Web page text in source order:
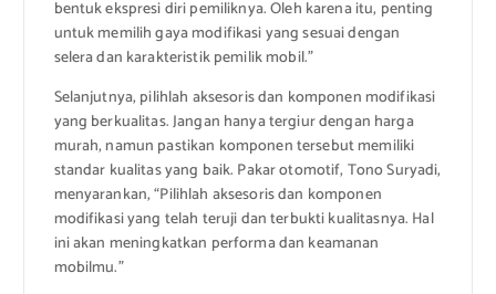
bentuk ekspresi diri pemiliknya. Oleh karena itu, penting
untuk memilih gaya modifikasi yang sesuai dengan
selera dan karakteristik pemilik mobil.”
Selanjutnya, pilihlah aksesoris dan komponen modifikasi
yang berkualitas. Jangan hanya tergiur dengan harga
murah, namun pastikan komponen tersebut memiliki
standar kualitas yang baik. Pakar otomotif, Tono Suryadi,
menyarankan, “Pilihlah aksesoris dan komponen
modifikasi yang telah teruji dan terbukti kualitasnya. Hal
ini akan meningkatkan performa dan keamanan
mobilmu.”